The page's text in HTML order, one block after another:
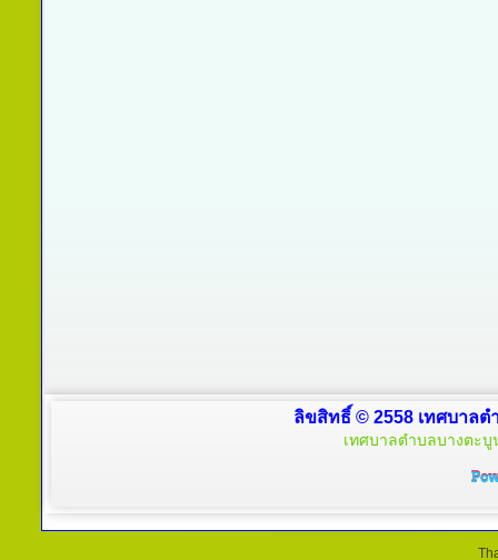
ลิขสิทธิ์ © 2558 เทศบาลต
เทศบาลตำบลบางตะบู